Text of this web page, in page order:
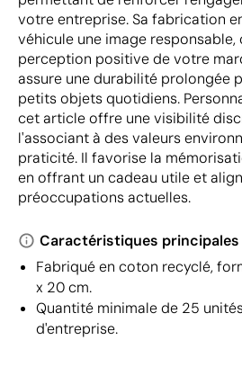
votre entreprise. Sa fabrication
véhicule une image
perception positive de votre
assure une durabilité prolongée
petits objets quotidiens.
cet article offre une visibilité
l'associant à des valeurs
praticité. Il favorise la
en offrant un cadeau utile et
préoccupations actuelles.
Caractéristiques principales
Fabriqué en coton recyclé,
x 20 cm.
Quantité minimale de 25
d'entreprise.